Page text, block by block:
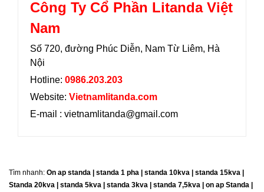
Công Ty Cổ Phần Litanda Việt
Nam
Số 720, đường Phúc Diễn, Nam Từ Liêm, Hà
Nội
Hotline: 0986.203.203
Website: Vietnamlitanda.com
E-mail : vietnamlitanda@gmail.com
Tìm nhanh: On ap standa | standa 1 pha | standa 10kva | standa 15kva |
Standa 20kva | standa 5kva | standa 3kva | standa 7,5kva | on ap Standa |